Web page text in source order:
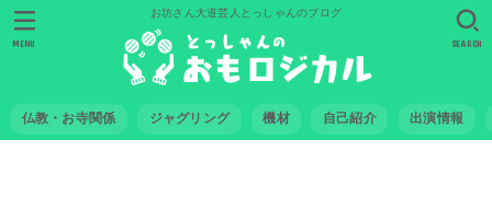
お坊さん大道芸人とっしゃんのブログ
仏教・お寺関係 ジャグリング 機材 自己紹介 出演情報
SEARCH
MENU